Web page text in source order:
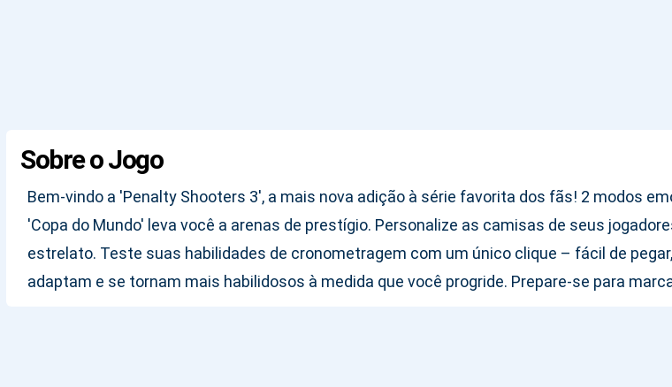
Sobre o Jogo
Bem-vindo a 'Penalty Shooters 3', a mais nova adição à série favorita dos fãs! 2 modos
'Copa do Mundo' leva você a arenas de prestígio. Personalize as camisas de seus
estrelato. Teste suas habilidades de cronometragem com um único clique – fácil de
adaptam e se tornam mais habilidosos à medida que você progride. Prepare-se para